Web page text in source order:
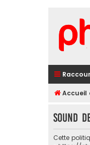
Accueil
Sound
Cette